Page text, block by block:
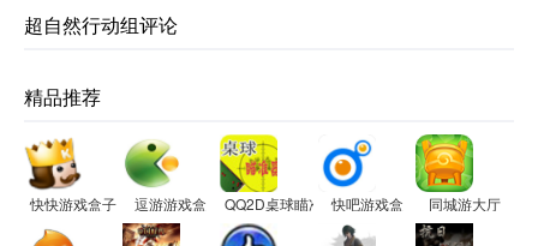
超自然行动组评论
精品推荐
快快游戏盒子 逗游游戏盒 QQ2D桌球瞄准器快吧游戏盒 同城游大厅